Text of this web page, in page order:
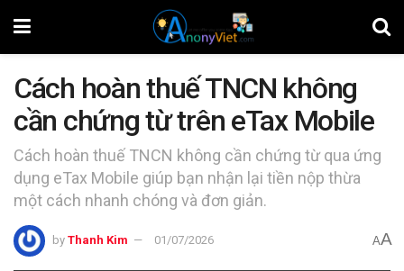
Cách hoàn thuế TNCN không
cần chứng từ trên eTax Mobile
Cách hoàn thuế TNCN không cần chứng từ qua ứng
dụng eTax Mobile giúp bạn nhận lại tiền nộp thừa
một cách nhanh chóng và đơn giản.
by Thanh Kim 01/07/2026 AA